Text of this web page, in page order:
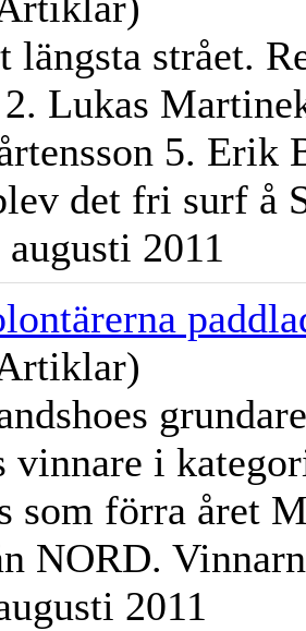
längsta strået.
Lukas Martin
5. Erik
det fri surf å
2011
vinnare i
som förra året
NORD.
2011